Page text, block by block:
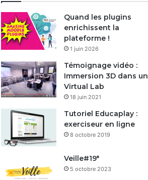
Quand les plugins
enrichissent la
plateforme !
1 juin 2026
Témoignage vidéo :
Immersion 3D dans un
Virtual Lab
18 juin 2021
Tutoriel Educaplay :
exerciseur en ligne
8 octobre 2019
Veille#19*
5 octobre 2023